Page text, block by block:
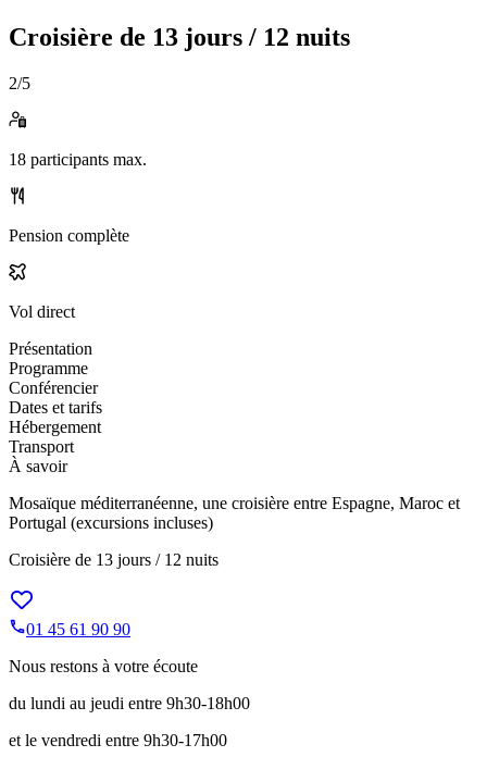
Croisière de 13 jours / 12 nuits
2/5
18 participants max.
Pension complète
Vol direct
Présentation
Programme
Conférencier
Dates et tarifs
Hébergement
Transport
À savoir
Mosaïque méditerranéenne, une croisière entre Espagne, Maroc et
Portugal (excursions incluses)
Croisière de 13 jours / 12 nuits
01 45 61 90 90
Nous restons à votre écoute
du lundi au jeudi entre 9h30-18h00
et le vendredi entre 9h30-17h00